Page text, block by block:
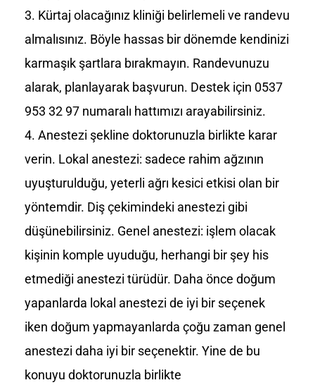
Kürtaj olacağınız kliniği belirlemeli ve randevu
almalısınız. Böyle hassas bir dönemde kendinizi
karmaşık şartlara bırakmayın. Randevunuzu
alarak, planlayarak başvurun. Destek için 0537
953 32 97 numaralı hattımızı arayabilirsiniz.
Anestezi şekline doktorunuzla birlikte karar
verin. Lokal anestezi: sadece rahim ağzının
uyuşturulduğu, yeterli ağrı kesici etkisi olan bir
yöntemdir. Diş çekimindeki anestezi gibi
düşünebilirsiniz. Genel anestezi: işlem olacak
kişinin komple uyuduğu, herhangi bir şey his
etmediği anestezi türüdür. Daha önce doğum
yapanlarda lokal anestezi de iyi bir seçenek
iken doğum yapmayanlarda çoğu zaman genel
anestezi daha iyi bir seçenektir. Yine de bu
konuyu doktorunuzla birlikte